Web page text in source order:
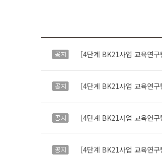
공지 [4단계 BK21사업 교육연
공지 [4단계 BK21사업 교육연
공지 [4단계 BK21사업 교육연
공지 [4단계 BK21사업 교육연